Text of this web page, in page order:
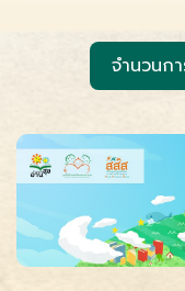
จำนวนกา